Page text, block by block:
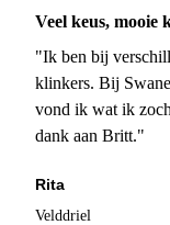
Veel keus, mooie
"Ik ben bij
klinkers. Bij
vond ik wat ik
dank aan Britt."
Rita
Velddriel